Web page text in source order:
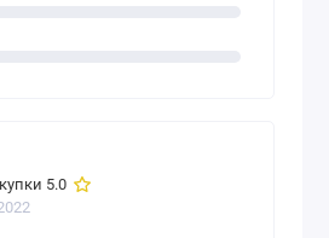
5.0